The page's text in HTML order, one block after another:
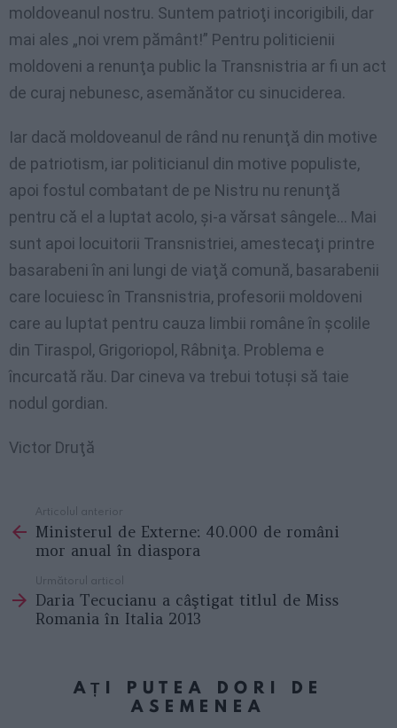
moldoveanul nostru. Suntem patrioţi incorigibili, dar
mai ales „noi vrem pământ!” Pentru politicienii
moldoveni a renunţa public la Transnistria ar fi un act
de curaj nebunesc, asemănător cu sinuciderea.
Iar dacă moldoveanul de rând nu renunţă din motive
de patriotism, iar politicianul din motive populiste,
apoi fostul combatant de pe Nistru nu renunţă
pentru că el a luptat acolo, şi-a vărsat sângele… Mai
sunt apoi locuitorii Transnistriei, amestecaţi printre
basarabeni în ani lungi de viaţă comună, basarabenii
care locuiesc în Transnistria, profesorii moldoveni
care au luptat pentru cauza limbii române în şcolile
din Tiraspol, Grigoriopol, Râbniţa. Problema e
încurcată rău. Dar cineva va trebui totuşi să taie
nodul gordian.
Victor Druţă
more
Articolul anterior
Ministerul de Externe: 40.000 de români
mor anual în diaspora
Următorul articol
Daria Tecucianu a câştigat titlul de Miss
Romania în Italia 2013
AȚI PUTEA DORI DE
ASEMENEA